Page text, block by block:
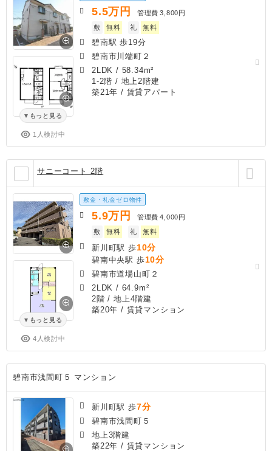
もっと見る
1人検討中
5.5万円 管理費 3,800円
敷
無料 礼 無料
碧南駅 歩19分
碧南市川端町２
2LDK / 58.34m²
1-2階 / 地上2階建
築21年 / 賃貸アパート
サニーコート 2階
もっと見る
4人検討中
敷金・礼金ゼロ物件
5.9万円 管理費 4,000円
敷
無料 礼 無料
新川町駅 歩10分
碧南中央駅 歩10分
碧南市道場山町２
2LDK / 64.9m²
2階 / 地上4階建
築20年 / 賃貸マンション
碧南市浅間町５ マンション
新川町駅 歩7分
碧南市浅間町５
地上3階建
築22年 / 賃貸マンション